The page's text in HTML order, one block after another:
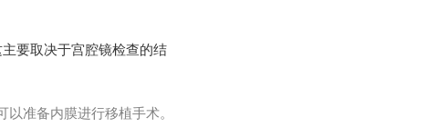
要取决于宫腔镜检查的结
准备内膜进行移植手术。